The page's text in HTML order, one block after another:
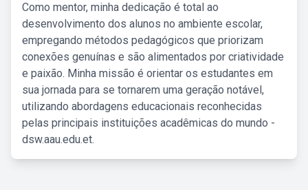
Como mentor, minha dedicação é total ao
desenvolvimento dos alunos no ambiente escolar,
empregando métodos pedagógicos que priorizam
conexões genuínas e são alimentados por criatividade
e paixão. Minha missão é orientar os estudantes em
sua jornada para se tornarem uma geração notável,
utilizando abordagens educacionais reconhecidas
pelas principais instituições acadêmicas do mundo -
dsw.aau.edu.et.